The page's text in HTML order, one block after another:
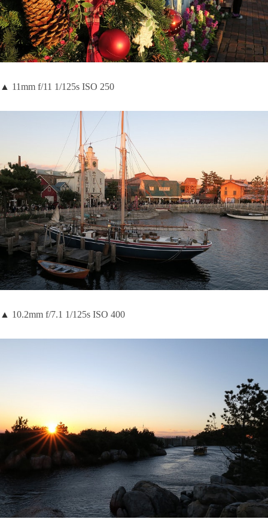
▲ 11mm f/11 1/125s ISO 250
▲ 10.2mm f/7.1 1/125s ISO 400